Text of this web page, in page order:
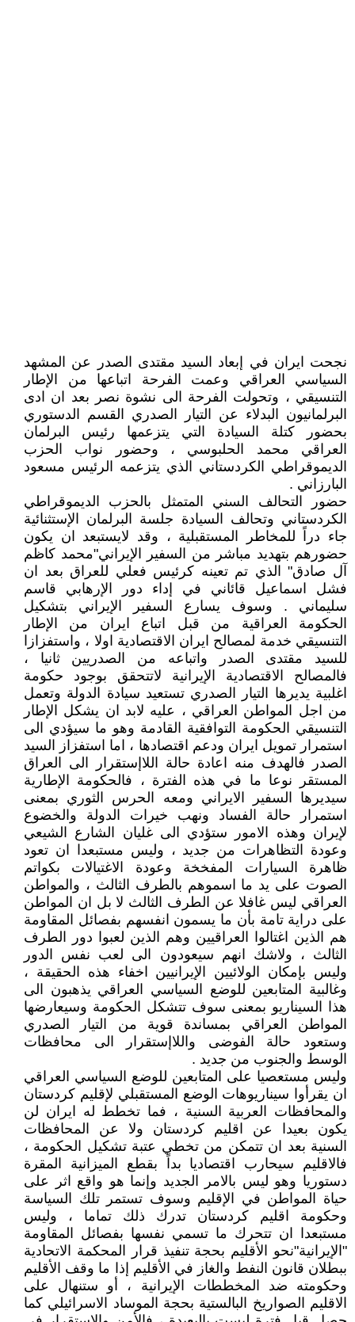
نجحت ايران في إبعاد السيد مقتدى الصدر عن المشهد
السياسي العراقي وعمت الفرحة اتباعها من الإطار
التنسيقي ، وتحولت الفرحة الى نشوة نصر بعد ان ادى
البرلمانيون البدلاء عن التيار الصدري القسم الدستوري
بحضور كتلة السيادة التي يتزعمها رئيس البرلمان
العراقي محمد الحلبوسي ، وحضور نواب الحزب
الديموقراطي الكردستاني الذي يتزعمه الرئيس مسعود
البارزاني .
حضور التحالف السني المتمثل بالحزب الديموقراطي
الكردستاني وتحالف السيادة جلسة البرلمان الإستثنائية
جاء دراً للمخاطر المستقبلية ، وقد لايستبعد ان يكون
حضورهم بتهديد مباشر من السفير الإيراني"محمد كاظم
آل صادق" الذي تم تعينه كرئيس فعلي للعراق بعد ان
فشل اسماعيل قائاني في إداء دور الإرهابي قاسم
سليماني . وسوف يسارع السفير الإيراني بتشكيل
الحكومة العراقية من قبل اتباع ايران من الإطار
التنسيقي خدمة لمصالح ايران الاقتصادية اولا ، واستفزازا
للسيد مقتدى الصدر واتباعه من الصدريين ثانيا ،
فالمصالح الاقتصادية الإيرانية لاتتحقق بوجود حكومة
اغلبية يديرها التيار الصدري تستعيد سيادة الدولة وتعمل
من اجل المواطن العراقي ، عليه لابد ان يشكل الإطار
التنسيقي الحكومة التوافقية القادمة وهو ما سيؤدي الى
استمرار تمويل ايران ودعم اقتصادها ، اما استفزاز السيد
الصدر فالهدف منه اعادة حالة اللاإستقرار الى العراق
المستقر نوعا ما في هذه الفترة ، فالحكومة الإطارية
سيديرها السفير الايراني ومعه الحرس الثوري بمعنى
استمرار حالة الفساد ونهب خيرات الدولة والخضوع
لإيران وهذه الامور ستؤدي الى غليان الشارع الشيعي
وعودة التظاهرات من جديد ، وليس مستبعدا ان تعود
ظاهرة السيارات المفخخة وعودة الاغتيالات بكواتم
الصوت على يد ما اسموهم بالطرف الثالث ، والمواطن
العراقي ليس غافلا عن الطرف الثالث لا بل ان المواطن
على دراية تامة بأن ما يسمون انفسهم بفصائل المقاومة
هم الذين اغتالوا العراقيين وهم الذين لعبوا دور الطرف
الثالث ، ولاشك انهم سيعودون الى لعب نفس الدور
وليس بإمكان الولائيين الإيرانيين اخفاء هذه الحقيقة ،
وغالبية المتابعين للوضع السياسي العراقي يذهبون الى
هذا السيناريو بمعنى سوف تتشكل الحكومة وسيعارضها
المواطن العراقي بمساندة قوية من التيار الصدري
وستعود حالة الفوضى واللاإستقرار الى محافظات
الوسط والجنوب من جديد .
وليس مستعصيا على المتابعين للوضع السياسي العراقي
ان يقرأوا سيناريوهات الوضع المستقبلي لإقليم كردستان
والمحافظات العربية السنية ، فما تخطط له ايران لن
يكون بعيدا عن اقليم كردستان ولا عن المحافظات
السنية بعد ان تتمكن من تخطي عتبة تشكيل الحكومة ،
فالاقليم سيحارب اقتصاديا بداً بقطع الميزانية المقرة
دستوريا وهو ليس بالامر الجديد وإنما هو واقع اثر على
حياة المواطن في الإقليم وسوف تستمر تلك السياسة
وحكومة اقليم كردستان تدرك ذلك تماما ، وليس
مستبعدا ان تتحرك ما تسمي نفسها بفصائل المقاومة
"الإيرانية"نحو الأقليم بحجة تنفيذ قرار المحكمة الاتحادية
ببطلان قانون النفط والغاز في الأقليم إذا ما وقف الأقليم
وحكومته ضد المخططات الإيرانية ، أو ستنهال على
الاقليم الصواريخ البالستية بحجة الموساد الاسرائيلي كما